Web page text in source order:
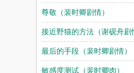
尊敬（裴时卿剧情）
接近野猫的方法（谢砚舟剧
最后的手段（裴时卿剧情）
敏感度测试（裴时卿肉）